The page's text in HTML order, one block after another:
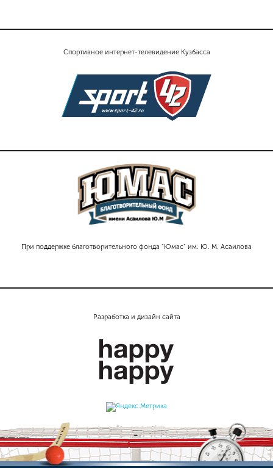
Спортивное интернет-телевидение Кузбасса
При поддержке благотворительного фонда "Юмас" им. Ю. М. Асаилова
Разработка и дизайн сайта